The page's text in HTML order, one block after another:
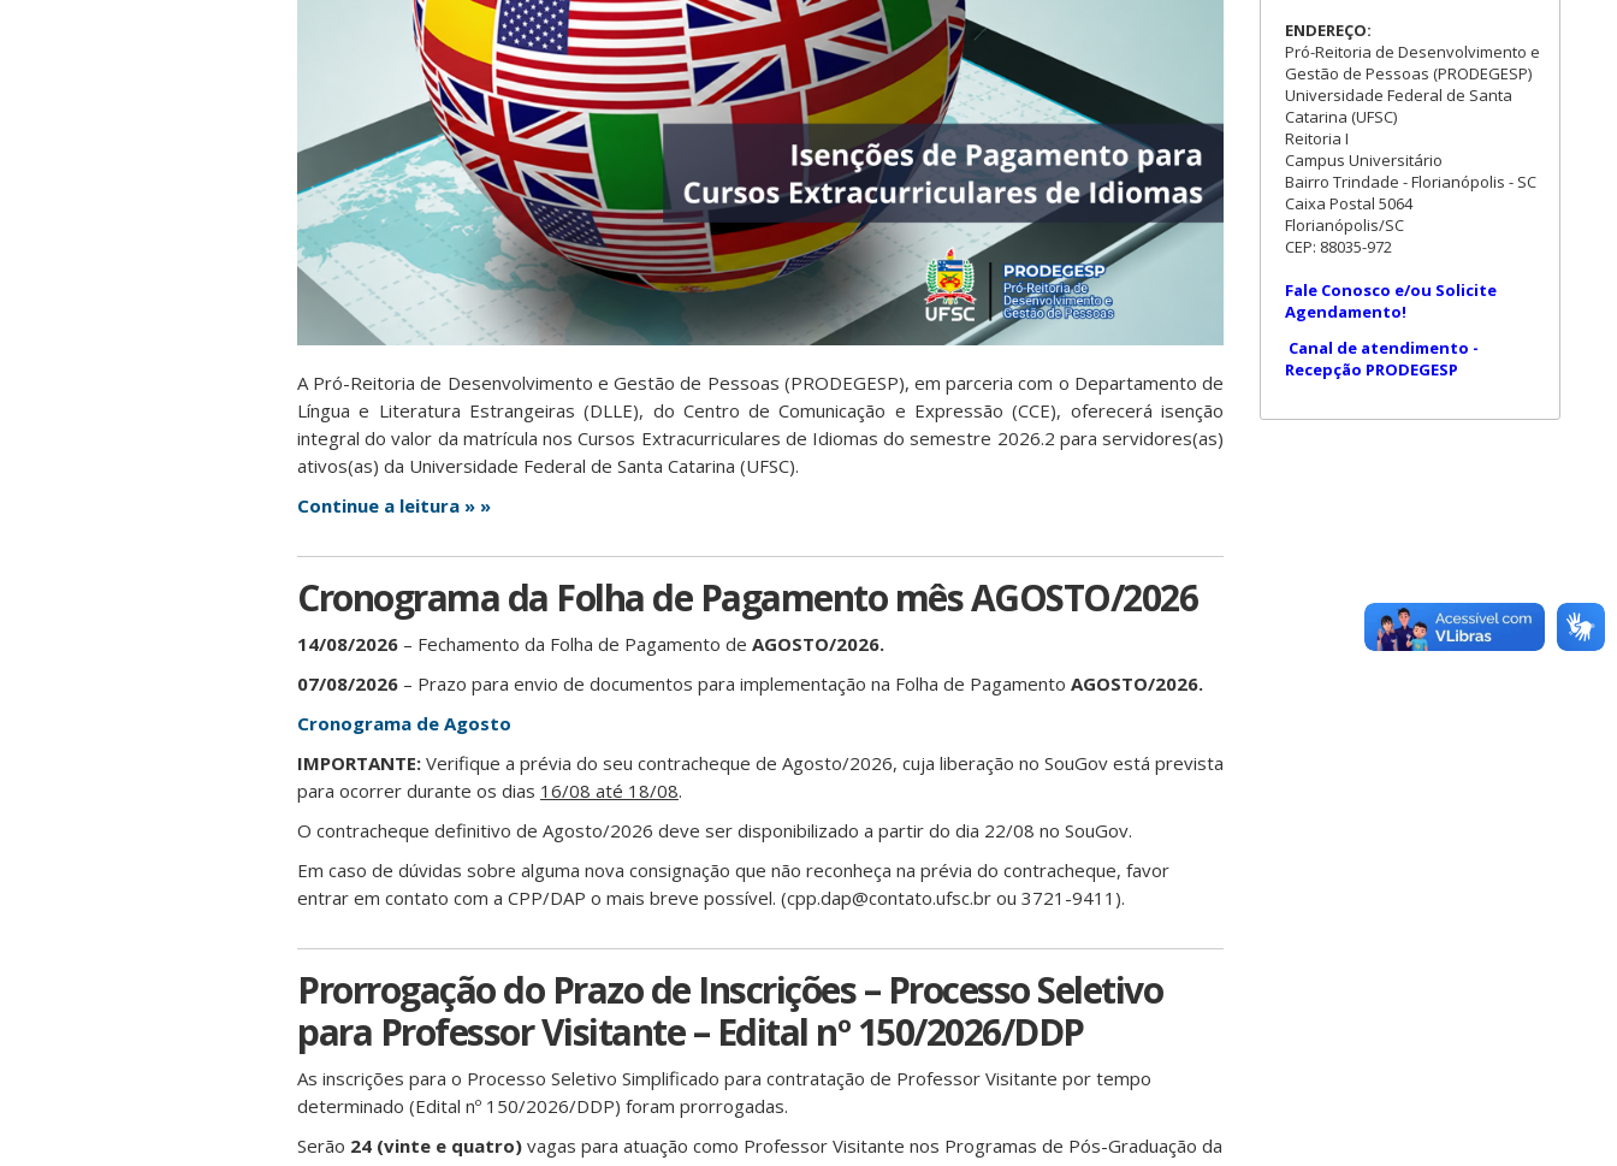
A Pró-Reitoria de Desenvolvimento e Gestão de Pessoas (PRODEGESP), em parceria com o Departamento de
Língua e Literatura Estrangeiras (DLLE), do Centro de Comunicação e Expressão (CCE), oferecerá isenção
integral do valor da matrícula nos Cursos Extracurriculares de Idiomas do semestre 2026.2 para servidores(as)
ativos(as) da Universidade Federal de Santa Catarina (UFSC).
Continue a leitura » »
Cronograma da Folha de Pagamento mês AGOSTO/2026
14/08/2026 – Fechamento da Folha de Pagamento de AGOSTO/2026.
07/08/2026 – Prazo para envio de documentos para implementação na Folha de Pagamento AGOSTO/2026.
Cronograma de Agosto
IMPORTANTE: Verifique a prévia do seu contracheque de Agosto/2026, cuja liberação no SouGov está prevista
para ocorrer durante os dias 16/08 até 18/08.
O contracheque definitivo de Agosto/2026 deve ser disponibilizado a partir do dia 22/08 no SouGov.
Em caso de dúvidas sobre alguma nova consignação que não reconheça na prévia do contracheque, favor
entrar em contato com a CPP/DAP o mais breve possível. (cpp.dap@contato.ufsc.br ou 3721-9411).
Prorrogação do Prazo de Inscrições – Processo Seletivo
para Professor Visitante – Edital nº 150/2026/DDP
As inscrições para o Processo Seletivo Simplificado para contratação de Professor Visitante por tempo
determinado (Edital nº 150/2026/DDP) foram prorrogadas.
Serão 24 (vinte e quatro) vagas para atuação como Professor Visitante nos Programas de Pós-Graduação da
ENDEREÇO:
Pró-Reitoria de Desenvolvimento e
Gestão de Pessoas (PRODEGESP)
Universidade Federal de Santa
Catarina (UFSC)
Reitoria I
Campus Universitário
Bairro Trindade - Florianópolis - SC
Caixa Postal 5064
Florianópolis/SC
CEP: 88035-972
Fale Conosco e/ou Solicite
Agendamento!
Canal de atendimento -
Recepção PRODEGESP